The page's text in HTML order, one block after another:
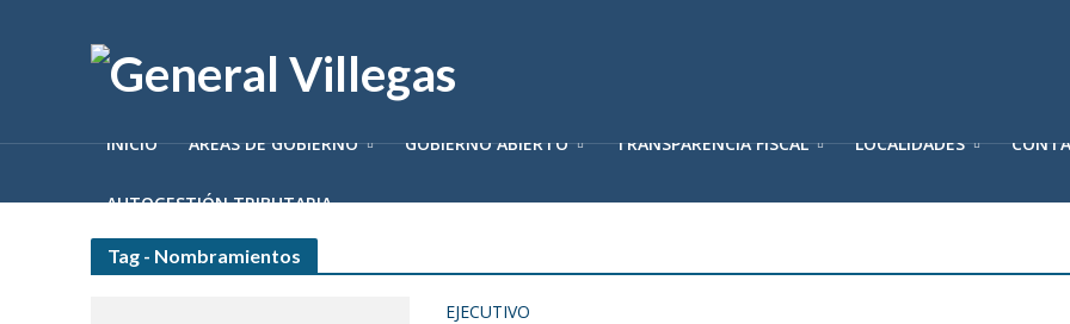
INICIO ÁREAS DE GOBIERNO GOBIERNO ABIERTO TRANSPARENCIA FISCAL LOCALIDADES
AUTOGESTIÓN TRIBUTARIA
Tag - Nombramientos
EJECUTIVO